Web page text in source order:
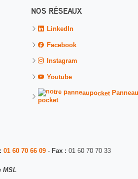
NOS RÉSEAUX
LinkedIn
Facebook
Instagram
Youtube
Panneau
pocket
01 60 70 66 09 - Fax : 01 60 70 70 33
MSL